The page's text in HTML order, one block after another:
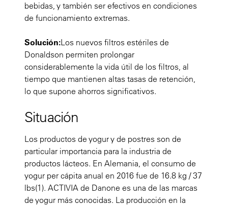
bebidas, y también ser efectivos en condiciones
de funcionamiento extremas.
Solución:Los nuevos filtros estériles de
Donaldson permiten prolongar
considerablemente la vida útil de los filtros, al
tiempo que mantienen altas tasas de retención,
lo que supone ahorros significativos.
Situación
Los productos de yogur y de postres son de
particular importancia para la industria de
productos lácteos. En Alemania, el consumo de
yogur per cápita anual en 2016 fue de 16.8 kg / 37
lbs(1). ACTIVIA de Danone es una de las marcas
de yogur más conocidas. La producción en la